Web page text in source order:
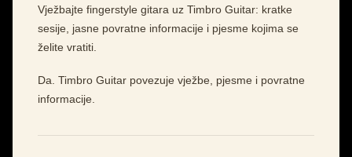
Vježbajte fingerstyle gitara uz Timbro Guitar: kratke
sesije, jasne povratne informacije i pjesme kojima se
želite vratiti.
Da. Timbro Guitar povezuje vježbe, pjesme i povratne
informacije.